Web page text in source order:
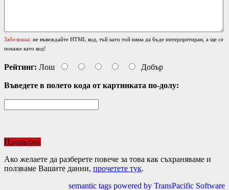
Забележка: не въвеждайте HTML код, тъй като той няма да бъде интерпретиран, а ще се
покаже като код!
Рейтинг: Лош Добър
Въведете в полето кода от картинката по-долу:
Продължи
Ако желаете да разберете повече за това как съхраняваме и
ползваме Вашите данни, прочетете тук.
semantic tags powered by TransPacific Software